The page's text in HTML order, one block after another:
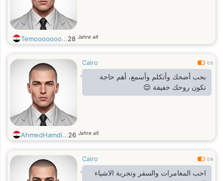
Temooooooo...28 Jahre alt
Cairo 0.5
بحب أضحك وأتكلم وأسمع، أهم حاجة
تكون روحك خفيفة 😌
AhmedHamdi...26 Jahre alt
Cairo 0.6
احب المغامرات والسفر وتجربة الاشياء